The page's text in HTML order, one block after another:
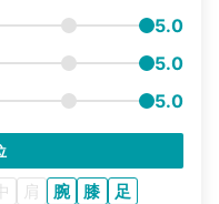
5.0
5.0
5.0
肩 腕 膝 足